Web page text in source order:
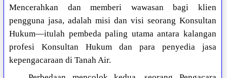
Mencerahkan dan memberi wawasan bagi klien
pengguna jasa, adalah misi dan visi seorang Konsultan
Hukum—itulah pembeda paling utama antara kalangan
profesi Konsultan Hukum dan para penyedia jasa
kepengacaraan di Tanah Air.